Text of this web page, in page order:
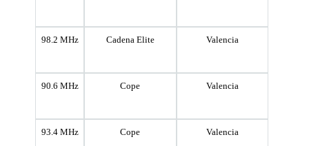
98.2 MHz Cadena Elite Valencia
90.6 MHz Cope Valencia
93.4 MHz Cope Valencia